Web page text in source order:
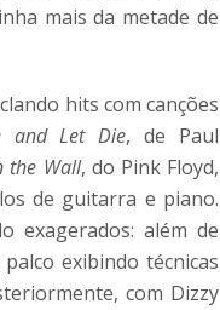
mais da metade de
hits com canções
and Let Die, de Paul
the Wall, do Pink Floyd,
de guitarra e piano.
exagerados: além de
exibindo técnicas
com Dizzy